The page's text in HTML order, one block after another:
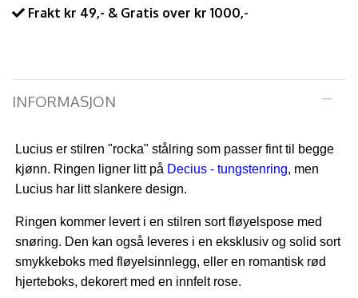
Frakt kr 49,- & Gratis over kr 1000,-
INFORMASJON
Lucius er stilren "rocka" stålring som passer fint til begge
kjønn. Ringen ligner litt på Decius - tungstenring, men
Lucius har litt slankere design.
Ringen kommer levert i en stilren sort fløyelspose med
snøring. Den kan også leveres i en eksklusiv og solid sort
smykkeboks med fløyelsinnlegg, eller en romantisk rød
hjerteboks, dekorert med en innfelt rose.